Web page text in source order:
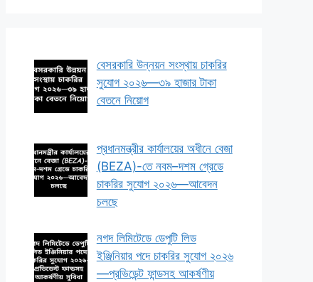
বেসরকারি উন্নয়ন সংস্থায় চাকরির
সুযোগ ২০২৬—৩৯ হাজার টাকা
বেতনে নিয়োগ
প্রধানমন্ত্রীর কার্যালয়ের অধীনে বেজা
(BEZA)-তে নবম–দশম গ্রেডে
চাকরির সুযোগ ২০২৬—আবেদন
চলছে
নগদ লিমিটেডে ডেপুটি লিড
ইঞ্জিনিয়ার পদে চাকরির সুযোগ ২০২৬
—প্রভিডেন্ট ফান্ডসহ আকর্ষণীয়